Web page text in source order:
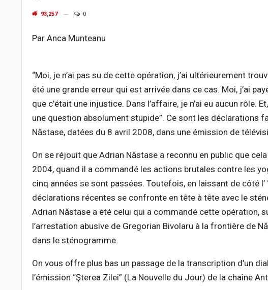
93,257 0
Par Anca Munteanu
“Moi, je n’ai pas su de cette opération, j’ai ultérieurement
été une grande erreur qui est arrivée dans ce cas. Moi, j’ai
que c’était une injustice. Dans l’affaire, je n’ai eu aucun rôle.
une question absolument stupide”. Ce sont les déclarations
Năstase, datées du 8 avril 2008, dans une émission de
On se réjouit que Adrian Năstase a reconnu en public que
2004, quand il a commandé les actions brutales contre les
cinq années se sont passées. Toutefois, en laissant de côté
déclarations récentes se confronte en tête à tête avec le
Adrian Năstase a été celui qui a commandé cette opération,
l’arrestation abusive de Gregorian Bivolaru à la frontière de
dans le sténogramme.
On vous offre plus bas un passage de la transcription d’un
l’émission “Şterea Zilei” (La Nouvelle du Jour) de la chaîne